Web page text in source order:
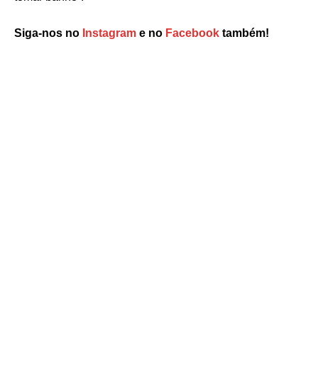
Siga-nos no Instagram e no Facebook também!